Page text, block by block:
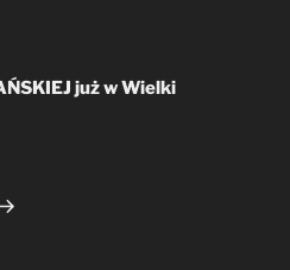
już w Wielki